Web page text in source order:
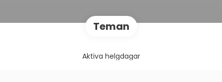
Teman
Aktiva helgdagar